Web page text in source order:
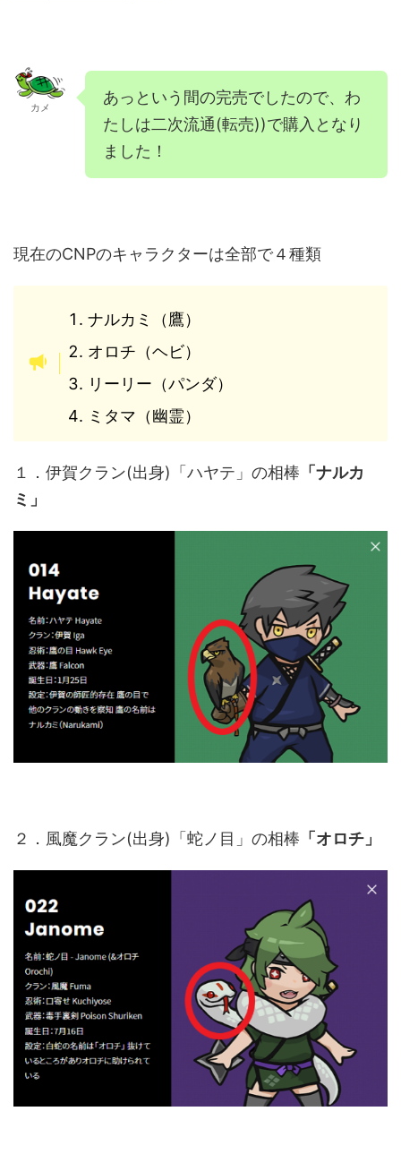
カメ
あっという間の完売でしたので、わ
たしは二次流通(転売))で購入となり
ました！
現在のCNPのキャラクターは全部で４種類
ナルカミ（鷹）
オロチ（ヘビ）
リーリー（パンダ）
ミタマ（幽霊）
１．伊賀クラン(出身)「ハヤテ」の相棒 「ナルカ
ミ」
２．風魔クラン(出身)「蛇ノ目」の相棒 「オロチ」